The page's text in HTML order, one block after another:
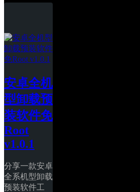
安卓全机
型卸载预
装软件免
Root
v1.0.1
分享一款安卓
全系机型卸载
预装软件工